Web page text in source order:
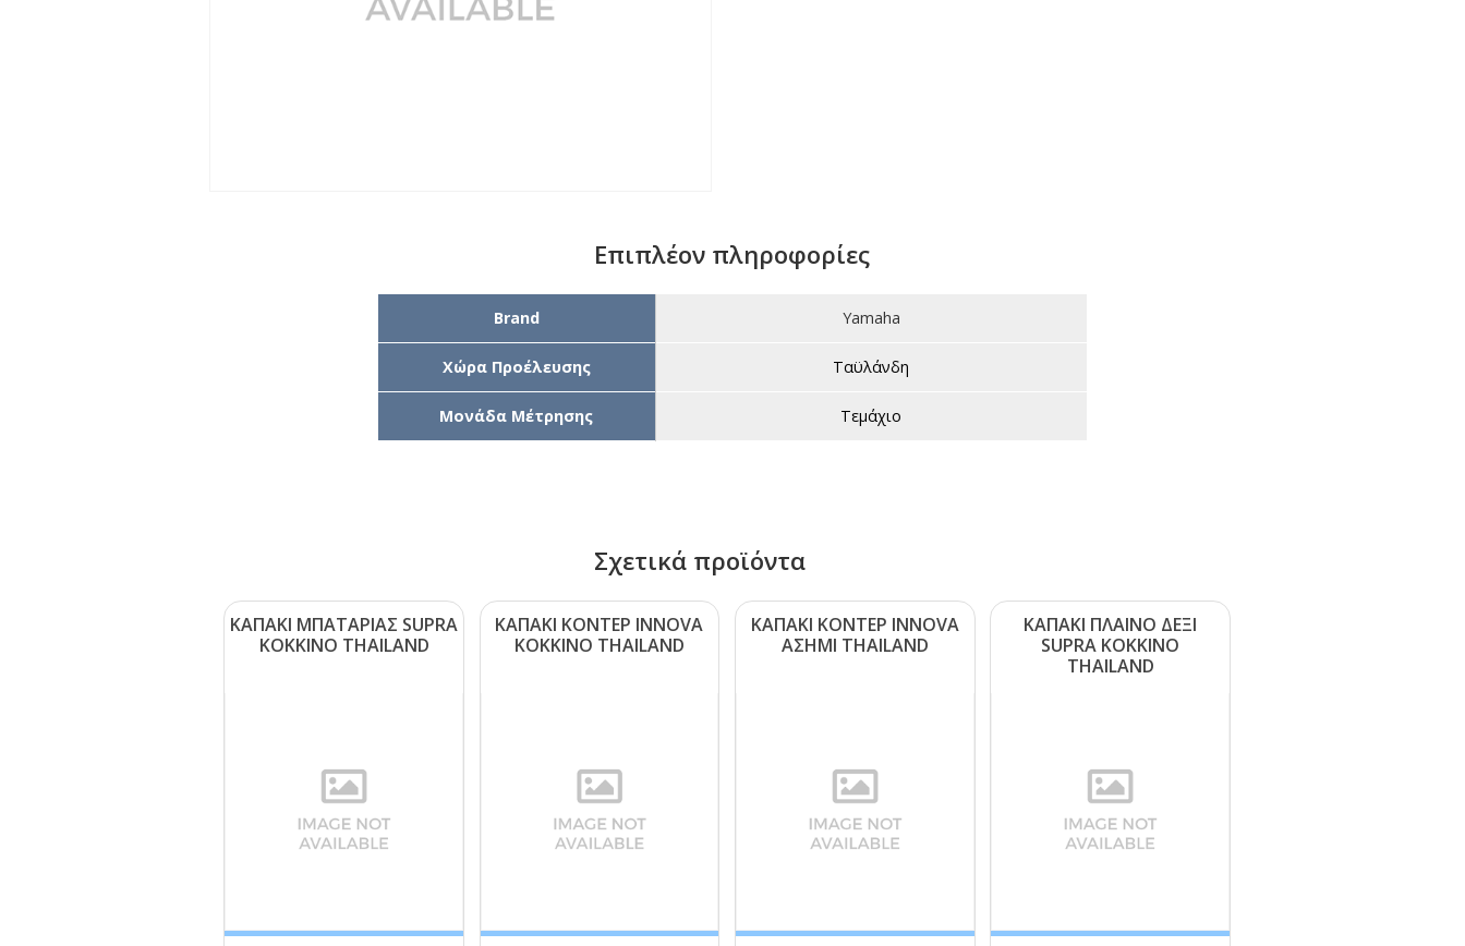
Επιπλέον πληροφορίες
Brand Yamaha
Χώρα Προέλευσης Ταϋλάνδη
Μονάδα Μέτρησης Τεμάχιο
Σχετικά προϊόντα
ΚΑΠΑΚΙ ΜΠΑΤΑΡΙΑΣ SUΡRΑ
ΚΟΚΚΙΝΟ ΤΗΑΙLΑΝD
ΚΑΠΑΚΙ ΚΟΝΤΕΡ ΙΝΝΟVΑ
ΚΟΚΚΙΝΟ ΤΗΑΙLΑΝD
ΚΑΠΑΚΙ ΚΟΝΤΕΡ ΙΝΝΟVΑ
ΑΣΗΜΙ ΤΗΑΙLΑΝD
ΚΑΠΑΚΙ ΠΛΑΙΝΟ ΔΕΞΙ
SUΡRΑ ΚΟΚΚΙΝΟ
ΤΗΑΙLΑΝD